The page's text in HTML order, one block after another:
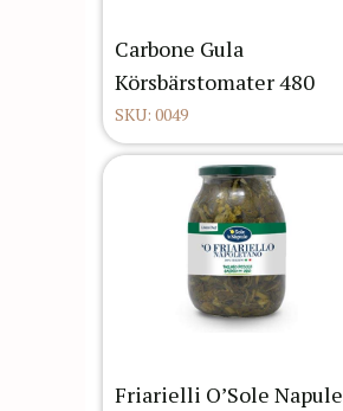
Carbone Gula
Körsbärstomater 480
SKU: 0049
Friarielli O’Sole Napule